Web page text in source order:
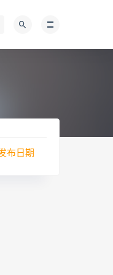
布日期